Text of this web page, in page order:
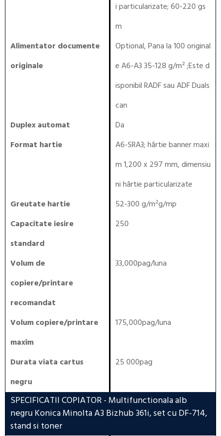
i particularizate; 60-220 gs
m
Alimentator documente
originale
Optional, Pana la 100 original
e A6-A3 35-128 g/m² ;Este d
isponibil RADF sau ADF Duals
can
Duplex automat
Da
Format hartie
A6-SRA3; hârtie banner maxi
m 1,200 x 297 mm, dimensiu
ni hârtie particularizate
Greutate hartie
52-300 g/m²g/mp
Capacitate iesire
standard
250
Volum de
copiere/printare
recomandat
33,000pag/luna
Volum copiere/printare
maxim
175,000pag/luna
Durata viata cartus
negru
25 000pag
SPECIFICATII COPIATOR- Multifunctionala alb
negru Konica Minolta A3 Bizhub 361i, set cu DF-714,
stand si toner